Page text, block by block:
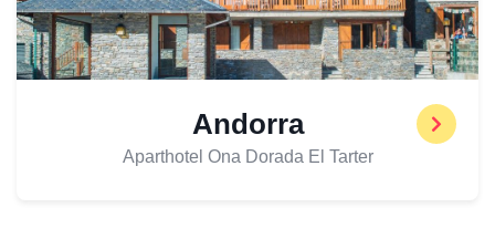
Andorra
Aparthotel Ona Dorada El Tarter